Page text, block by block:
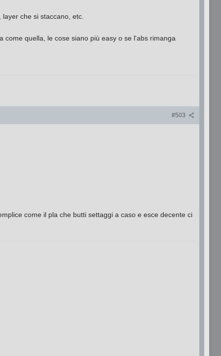
che si staccano, etc.
quella, le cose siano più easy o se l'abs rimanga
#503
come il pla che butti settaggi a caso e esce decente ci